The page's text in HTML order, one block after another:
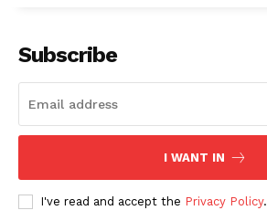
Subscribe
I WANT IN
I've read and accept the Privacy Policy.